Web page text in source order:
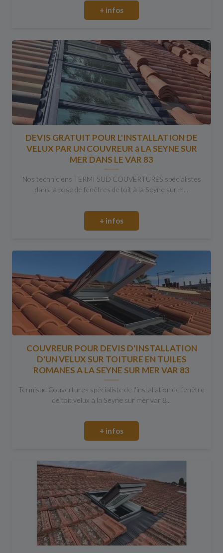
+ infos
DEVIS GRATUIT POUR L'INSTALLATION DE
VELUX PAR UN COUVREUR à LA SEYNE SUR
MER DANS LE VAR 83
Nos techniciens TERMI SUD COUVERTURES spécialistes
dans la pose de fenêtres de toit à la Seyne sur m...
+ infos
COUVREUR POUR DEVIS D'INSTALLATION
D'UN VELUX SUR TOITURE EN TUILES
ROMANES A LA SEYNE SUR MER VAR 83
Termisud Couvertures spécialiste de l'installation de fenêtre
de toit velux à la Seyne sur mer var 8...
+ infos